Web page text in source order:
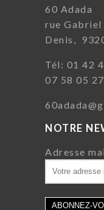
60
rue
Denis,
Tél:
07 58 05
NOTRE
Adresse